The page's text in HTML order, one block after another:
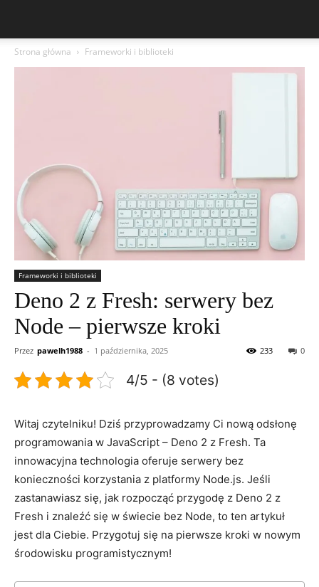
Strona główna Frameworki i biblioteki
Frameworki i biblioteki
Deno 2 z Fresh: serwery bez
Node – pierwsze kroki
Przez pawelh1988 - 1 października, 2025 0
233
4/5 - (8 votes)
Witaj czytelniku!‌ Dziś przyprowadzamy⁣ Ci ⁢nową‍ odsłonę
programowania w JavaScript – Deno ​2 z Fresh. ⁣Ta
innowacyjna​ technologia ⁤oferuje ⁣serwery bez⁢
konieczności korzystania z platformy ‍Node.js. Jeśli
zastanawiasz ‍się,‌ jak rozpocząć​ przygodę z Deno 2​ z
‌Fresh i znaleźć się w świecie bez Node, ⁢to‍ ten artykuł
⁤jest dla ‍Ciebie. ‌Przygotuj się⁣ na ‍pierwsze ‍kroki ⁣w nowym‍
środowisku⁢ programistycznym!